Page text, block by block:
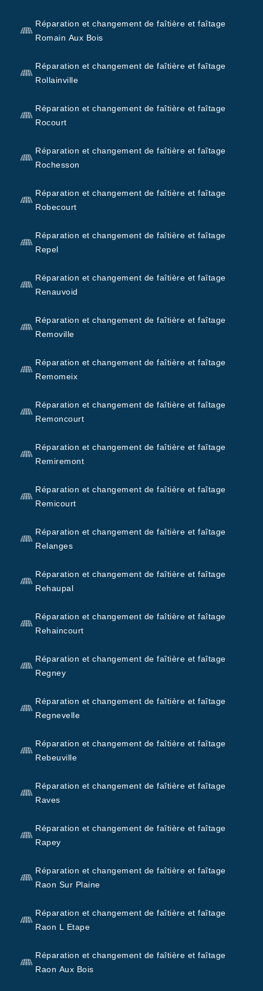
Réparation et changement de faîtière et faîtage
Romain Aux Bois
Réparation et changement de faîtière et faîtage
Rollainville
Réparation et changement de faîtière et faîtage
Rocourt
Réparation et changement de faîtière et faîtage
Rochesson
Réparation et changement de faîtière et faîtage
Robecourt
Réparation et changement de faîtière et faîtage
Repel
Réparation et changement de faîtière et faîtage
Renauvoid
Réparation et changement de faîtière et faîtage
Removille
Réparation et changement de faîtière et faîtage
Remomeix
Réparation et changement de faîtière et faîtage
Remoncourt
Réparation et changement de faîtière et faîtage
Remiremont
Réparation et changement de faîtière et faîtage
Remicourt
Réparation et changement de faîtière et faîtage
Relanges
Réparation et changement de faîtière et faîtage
Rehaupal
Réparation et changement de faîtière et faîtage
Rehaincourt
Réparation et changement de faîtière et faîtage
Regney
Réparation et changement de faîtière et faîtage
Regnevelle
Réparation et changement de faîtière et faîtage
Rebeuville
Réparation et changement de faîtière et faîtage
Raves
Réparation et changement de faîtière et faîtage
Rapey
Réparation et changement de faîtière et faîtage
Raon Sur Plaine
Réparation et changement de faîtière et faîtage
Raon L Etape
Réparation et changement de faîtière et faîtage
Raon Aux Bois